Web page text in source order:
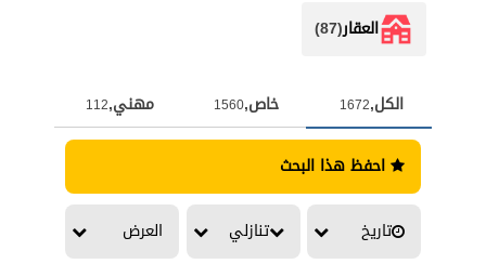
العقار(87)
الكل,1672 خاص,1560 مهني,112
احفظ هذا البحث
تاريخ تنازلي العرض